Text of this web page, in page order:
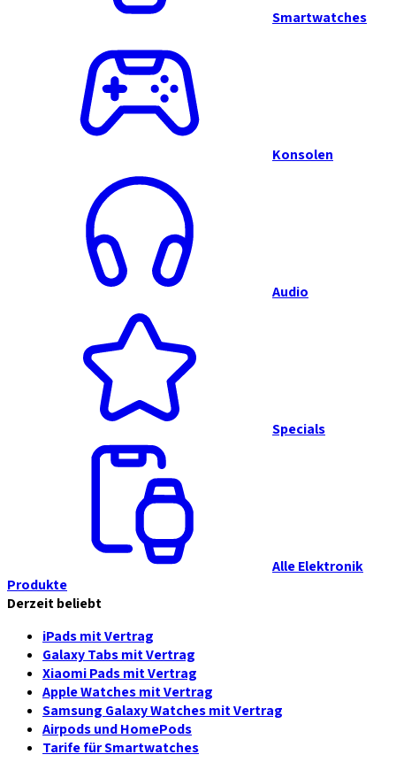
Smartwatches
Konsolen
Audio
Specials
Alle Elektronik
Produkte
Derzeit beliebt
iPads mit Vertrag
Galaxy Tabs mit Vertrag
Xiaomi Pads mit Vertrag
Apple Watches mit Vertrag
Samsung Galaxy Watches mit Vertrag
Airpods und HomePods
Tarife für Smartwatches